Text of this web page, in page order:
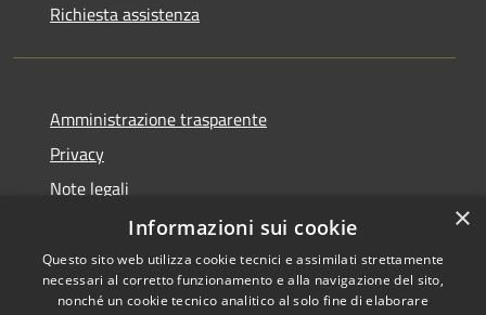
Richiesta assistenza
Amministrazione trasparente
Privacy
Note legali
Dichiarazione di accessibilità
×
Informazioni sui cookie
Questo sito web utilizza cookie tecnici e assimilati strettamente
necessari al corretto funzionamento e alla navigazione del sito,
nonché un cookie tecnico analitico al solo fine di elaborare